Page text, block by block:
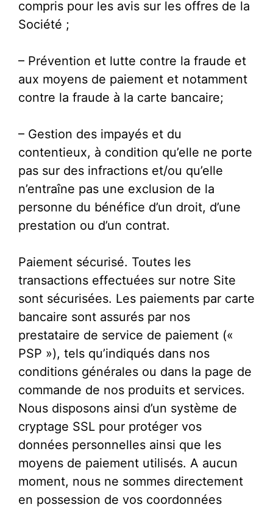
compris pour les avis sur les offres de la
Société ;
– Prévention et lutte contre la fraude et
aux moyens de paiement et notamment
contre la fraude à la carte bancaire;
– Gestion des impayés et du
contentieux, à condition qu’elle ne porte
pas sur des infractions et/ou qu’elle
n’entraîne pas une exclusion de la
personne du bénéfice d’un droit, d’une
prestation ou d’un contrat.
Paiement sécurisé. Toutes les
transactions effectuées sur notre Site
sont sécurisées. Les paiements par carte
bancaire sont assurés par nos
prestataire de service de paiement («
PSP »), tels qu’indiqués dans nos
conditions générales ou dans la page de
commande de nos produits et services.
Nous disposons ainsi d’un système de
cryptage SSL pour protéger vos
données personnelles ainsi que les
moyens de paiement utilisés. A aucun
moment, nous ne sommes directement
en possession de vos coordonnées